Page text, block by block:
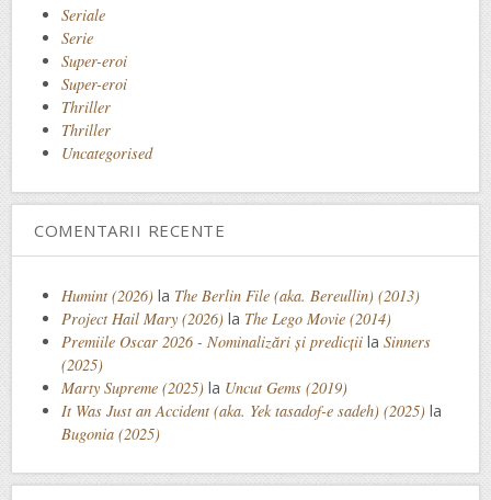
Seriale
Serie
Super-eroi
Super-eroi
Thriller
Thriller
Uncategorised
COMENTARII RECENTE
Humint (2026) la The Berlin File (aka. Bereullin) (2013)
Project Hail Mary (2026) la The Lego Movie (2014)
Premiile Oscar 2026 - Nominalizări și predicții la Sinners
(2025)
Marty Supreme (2025) la Uncut Gems (2019)
It Was Just an Accident (aka. Yek tasadof-e sadeh) (2025) la
Bugonia (2025)